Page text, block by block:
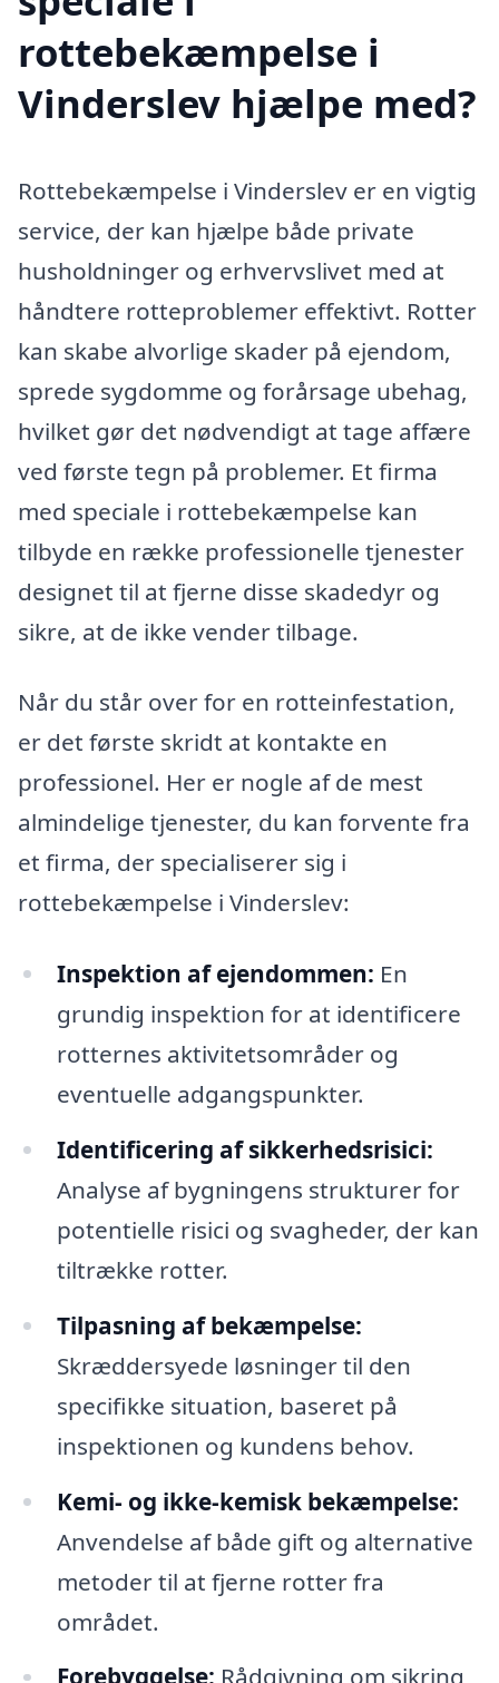
rottebekæmpelse i
Vinderslev hjælpe med?
Rottebekæmpelse i Vinderslev er en vigtig
service, der kan hjælpe både private
husholdninger og erhvervslivet med at
håndtere rotteproblemer effektivt. Rotter
kan skabe alvorlige skader på ejendom,
sprede sygdomme og forårsage ubehag,
hvilket gør det nødvendigt at tage affære
ved første tegn på problemer. Et firma
med speciale i rottebekæmpelse kan
tilbyde en række professionelle tjenester
designet til at fjerne disse skadedyr og
sikre, at de ikke vender tilbage.
Når du står over for en rotteinfestation,
er det første skridt at kontakte en
professionel. Her er nogle af de mest
almindelige tjenester, du kan forvente fra
et firma, der specialiserer sig i
rottebekæmpelse i Vinderslev:
Inspektion af ejendommen: En
grundig inspektion for at identificere
rotternes aktivitetsområder og
eventuelle adgangspunkter.
Identificering af sikkerhedsrisici:
Analyse af bygningens strukturer for
potentielle risici og svagheder, der kan
tiltrække rotter.
Tilpasning af bekæmpelse:
Skræddersyede løsninger til den
specifikke situation, baseret på
inspektionen og kundens behov.
Kemi- og ikke-kemisk bekæmpelse:
Anvendelse af både gift og alternative
metoder til at fjerne rotter fra
området.